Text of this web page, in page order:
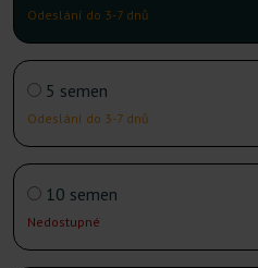
Odeslání do 3-7 dnů
5 semen
Odeslání do 3-7 dnů
10 semen
Nedostupné